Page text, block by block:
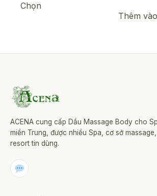
trang
Chọn
tùy
có
thể
được
Thêm
ACENA cung cấp Dầu Massage Body cho
miền Trung, được nhiều Spa, cơ sở
resort tin dùng.